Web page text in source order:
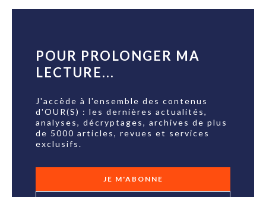
POUR PROLONGER MA
LECTURE...
J'accède à l'ensemble des contenus
d'OUR(S) : les dernières actualités,
analyses, décryptages, archives de plus
de 5000 articles, revues et services
exclusifs.
JE M'ABONNE